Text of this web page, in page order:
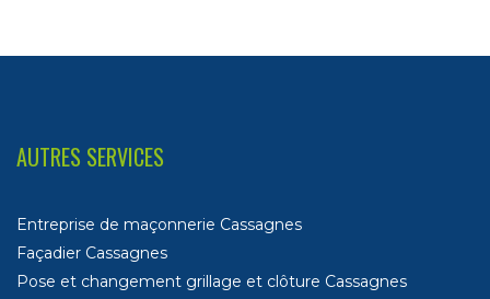
AUTRES SERVICES
Entreprise de maçonnerie Cassagnes
Façadier Cassagnes
Pose et changement grillage et clôture Cassagnes